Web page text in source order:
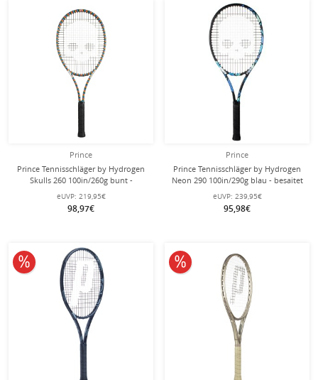
Prince
Prince Tennisschläger by Hydrogen
Skulls 260 100in/260g bunt -
besaitet -
eUVP: 219,95€
98,97€
Prince
Prince Tennisschläger by Hydrogen
Neon 290 100in/290g blau - besaitet
-
eUVP: 239,95€
95,98€
10% reduziert 10% reduziert